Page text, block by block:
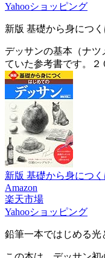
Yahooショッピング
新版 基礎から身につ
デッサンの基本（ナ
ていた参考書です。２
新版 基礎から身につ
Amazon
楽天市場
Yahooショッピング
鉛筆一本ではじめる光